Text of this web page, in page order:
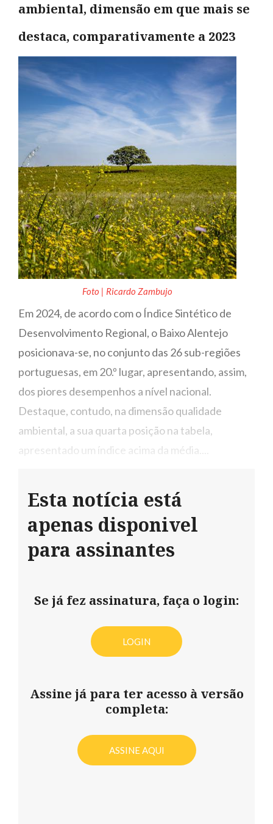
ambiental, dimensão em que mais se
destaca, comparativamente a 2023
Foto | Ricardo Zambujo
Em 2024, de acordo com o Índice Sintético de
Desenvolvimento Regional, o Baixo Alentejo
posicionava-se, no conjunto das 26 sub-regiões
portuguesas, em 20.º lugar, apresentando, assim,
dos piores desempenhos a nível nacional.
Destaque, contudo, na dimensão qualidade
ambiental, a sua quarta posição na tabela,
apresentado um índice acima da média....
Esta notícia está
apenas disponivel
para assinantes
Se já fez assinatura, faça o login:
LOGIN
Assine já para ter acesso à versão
completa:
ASSINE AQUI